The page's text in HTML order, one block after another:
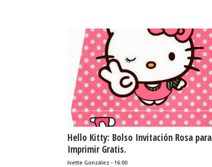
Hello Kitty: Bolso Invitación Rosa para
Imprimir Gratis.
Ivette González - 16:00